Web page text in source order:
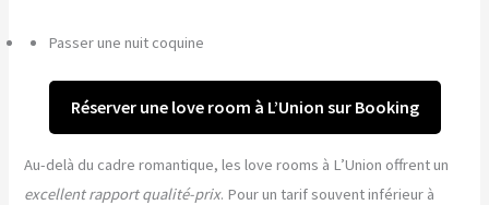
Passer une nuit coquine
Réserver une love room à L’Union sur Booking
Au-delà du cadre romantique, les love rooms à L’Union offrent un
excellent rapport qualité-prix. Pour un tarif souvent inférieur à